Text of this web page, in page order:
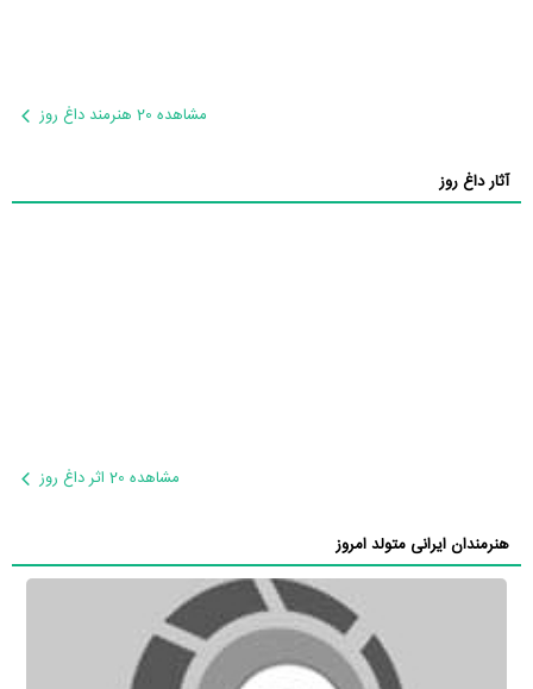
مشاهده 20 هنرمند داغ روز
آثار داغ روز
مشاهده 20 اثر داغ روز
هنرمندان ایرانی متولد امروز